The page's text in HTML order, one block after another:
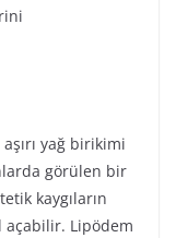
yağ birikimi
görülen bir
kaygıların
açabilir. Lipödem